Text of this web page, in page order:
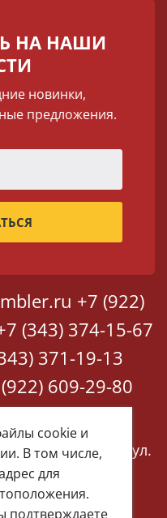
НА НАШИ
новинки,
предложения.
+7 (922)
(343) 374-15-67
371-19-13
609-29-80
2
Екатеринбург, ул.
76
cookie и
В том числе,
для
подтверждаете